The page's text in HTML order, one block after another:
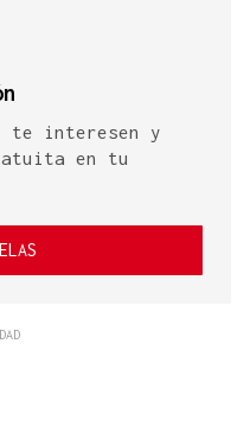
te interesen y
en tu